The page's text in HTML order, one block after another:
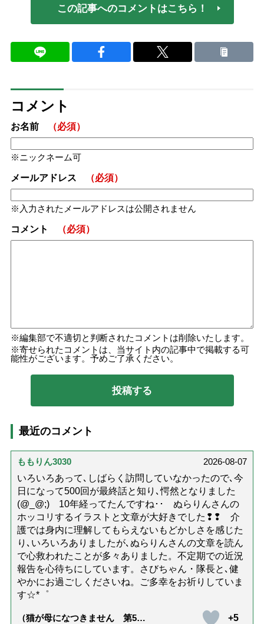
この記事へのコメントはこちら！
コメント
お名前 （必須）
ニックネーム可
メールアドレス （必須）
入力されたメールアドレスは公開されません
コメント （必須）
編集部で不適切と判断されたコメントは削除いたします。
寄せられたコメントは、当サイト内の記事中で掲載する可
能性がございます。予めご了承ください。
最近のコメント
ももりん3030
2026-08-07
いろいろあって､しばらく訪問していなかったので､今
日になって500回が最終話と知り､愕然となりました
(@_@;) 10年経ってたんですね･･ ぬらりんさんの
ホッコリするイラストと文章が大好きでした❢❢ 介
護では身内に理解してもらえないもどかしさを感じた
り､いろいろありましたが､ぬらりんさんの文章を読ん
で心救われたことが多々ありました。不定期での近況
報告を心待ちにしています。さびちゃん・隊長と､健
やかにお過ごしくださいね。ご多幸をお祈りしていま
す☆*゜
（猫が母になつきません 第500
+5